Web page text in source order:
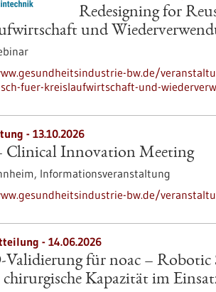
Redesigning for
und
bw.de/
fuer-kreislaufwirtschaft-und-
- 13.10.2026
Clinical Innovation Meeting
Informationsveranstaltung
bw.de/
- 14.06.2026
für noac – Robotic
Kapazität im